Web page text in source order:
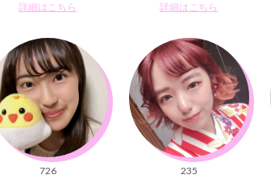
詳細はこちら
詳細はこちら
726
235